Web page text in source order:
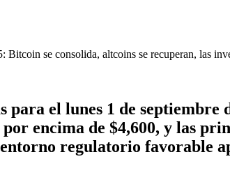
se consolida, altcoins se recuperan, las
para el lunes 1 de
encima de $4,600, y las
regulatorio favorable